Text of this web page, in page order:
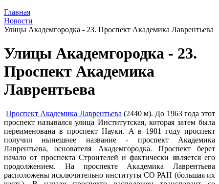
Главная
Новости
Улицы Академгородка - 23. Проспект Академика Лаврентьева
Улицы Академгородка - 23.
Проспект Академика
Лаврентьева
Проспект Академика Лаврентьева (2440 м). До 1963 года этот
проспект назывался улица Институтская, которая затем была
переименована в проспект Науки. А в 1981 году проспект
получил нынешнее название - проспект Академика
Лаврентьева, основателя Академгородка. Проспект берет
начало от проспекта Строителей и фактически является его
продолжением. На проспекте Академика Лаврентьева
расположены исключительно институты СО РАН (большая их